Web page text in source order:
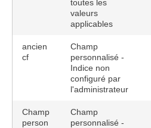
toutes les
valeurs
applicables
ancien
cf
Champ
personnalisé -
Indice non
configuré par
l'administrateur
Champ
person
Champ
personnalisé -